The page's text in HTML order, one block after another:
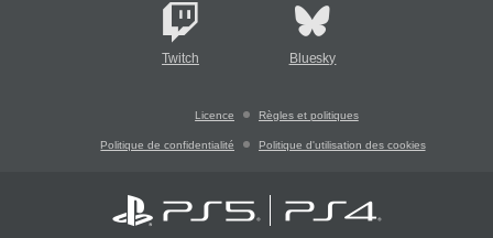
Twitch Bluesky
Licence Règles et politiques
Politique de confidentialité Politique d'utilisation des cookies